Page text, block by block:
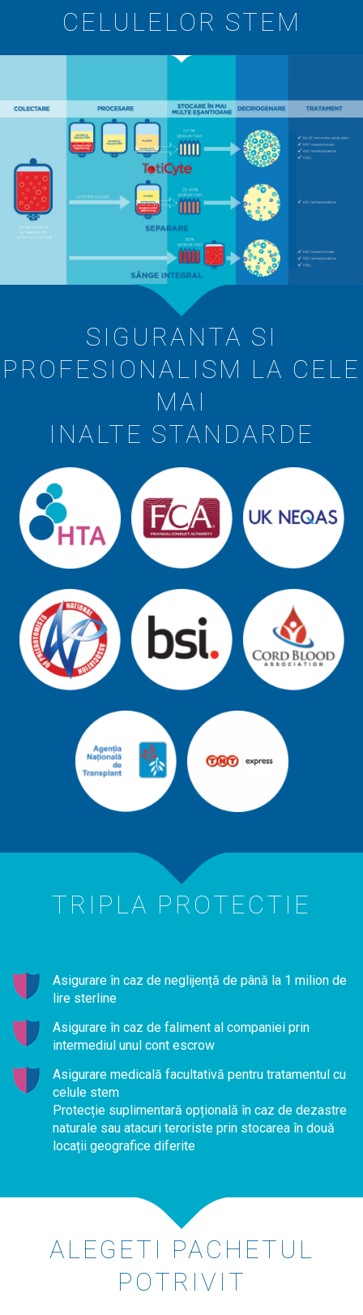
CELULELOR STEM
SIGURANTA SI
PROFESIONALISM LA CELE
MAI
INALTE STANDARDE
TRIPLA PROTECTIE
Asigurare în caz de neglijență de până la 1 milion de
lire sterline
Asigurare în caz de faliment al companiei prin
intermediul unul cont escrow
Asigurare medicală facultativă pentru tratamentul cu
celule stem
Protecție suplimentară opțională în caz de dezastre
naturale sau atacuri teroriste prin stocarea în două
locații geografice diferite
ALEGETI PACHETUL
POTRIVIT